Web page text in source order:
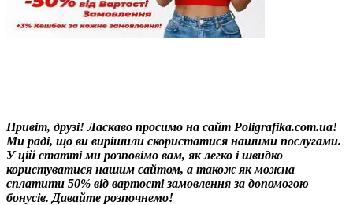
Привіт, друзі! Ласкаво просимо на сайт Poligrafika.com.ua!
Ми раді, що ви вирішили скористатися нашими послугами.
У цій статті ми розповімо вам, як легко і швидко
користуватися нашим сайтом, а також як можна
сплатити 50% від вартості замовлення за допомогою
бонусів. Давайте розпочнемо!